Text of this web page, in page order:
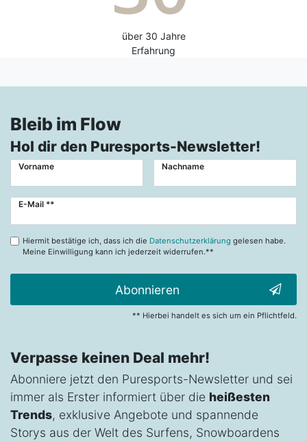
über 30 Jahre
Erfahrung
Bleib im Flow
Hol dir den Puresports-Newsletter!
Vorname Nachname
E-Mail **
Newsletter
Hiermit bestätige ich, dass ich die Datenschutzerklärung gelesen habe.
Meine Einwilligung kann ich jederzeit widerrufen.**
Abonnieren
** Hierbei handelt es sich um ein Pflichtfeld.
Verpasse keinen Deal mehr!
Abonniere jetzt den Puresports-Newsletter und sei
immer als Erster informiert über die heißesten
Trends, exklusive Angebote und spannende
Storys aus der Welt des Surfens, Snowboardens